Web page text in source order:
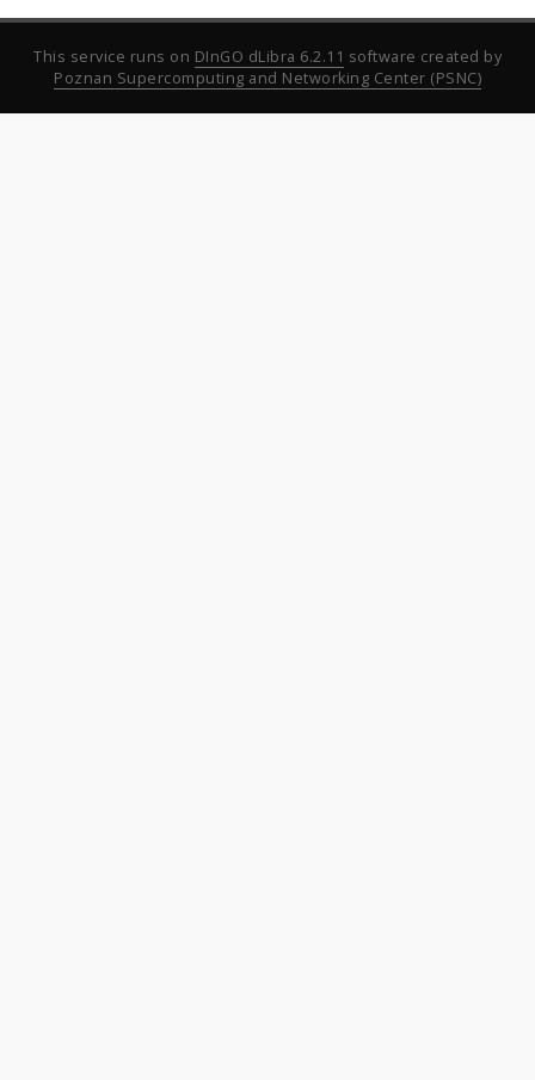
This service runs on DInGO dLibra 6.2.11 software created by
Poznan Supercomputing and Networking Center (PSNC)